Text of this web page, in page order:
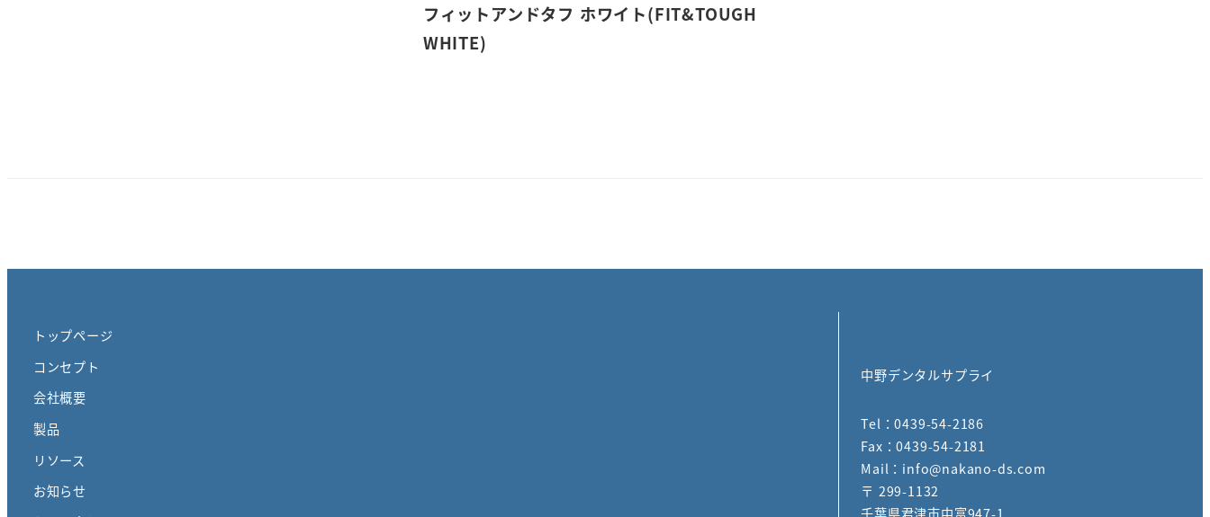
フィットアンドタフ ホワイト(FIT&TOUGH
WHITE)
トップページ
コンセプト
会社概要
製品
リソース
お知らせ
中野デンタルサプライ
Tel：0439-54-2186
Fax：0439-54-2181
Mail：info@nakano-ds.com
〒 299-1132